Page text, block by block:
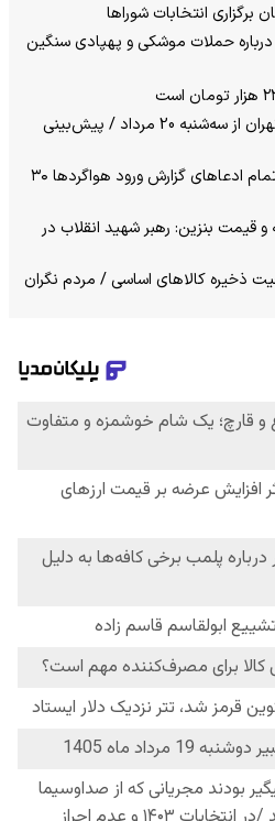
برگزاری انتخابات شوراها
حملات موشکی و پهپادی سنگین
کاهش نسبی دمای هوای تهران از سه‌شنبه 20 مرداد / پیش‌بینی
رئیس سازمان هواپیمایی: تمام ادعاهای گزارش ورود هواگردها ٣٠
قیمت بنزین: رهبر شهید انقلاب در
ذخیره کالاهای اساسی / مردم نگران